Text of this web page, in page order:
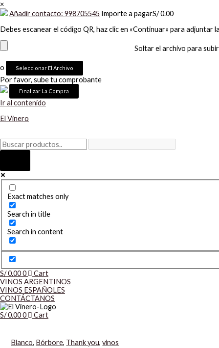
×
Añadir contacto: 998705545 Importe a pagarS/0.00
Debes escanear el código QR, haz clic en «Continuar» para
Soltar el archivo para subir
o Seleccionar El Archivo
Por favor, sube tu comprobante
Ir al contenido
El Vinero
Exact matches only
Search in title
Search in content
S/0.000
Cart
VINOS ARGENTINOS
VINOS ESPAÑOLES
CONTÁCTANOS
S/0.000 Cart
Blanco, Bórbore, Thank you,vinos